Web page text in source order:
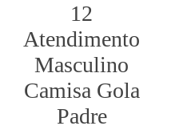
12
Atendimento
Masculino
Camisa Gola
Padre